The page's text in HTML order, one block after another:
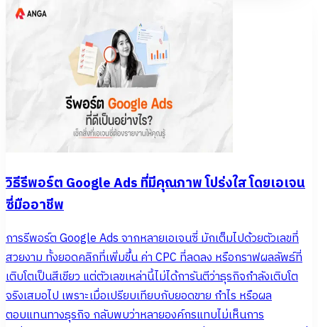
วิธีรีพอร์ต Google Ads ที่มีคุณภาพ โปร่งใส โดยเอเจน
ซี่มืออาชีพ
การรีพอร์ต Google Ads จากหลายเอเจนซี่ มักเต็มไปด้วยตัวเลขที่
สวยงาม ทั้งยอดคลิกที่เพิ่มขึ้น ค่า CPC ที่ลดลง หรือกราฟผลลัพธ์ที่
เติบโตเป็นสีเขียว แต่ตัวเลขเหล่านี้ไม่ได้การันตีว่าธุรกิจกำลังเติบโต
จริงเสมอไป เพราะเมื่อเปรียบเทียบกับยอดขาย กำไร หรือผล
ตอบแทนทางธุรกิจ กลับพบว่าหลายองค์กรแทบไม่เห็นการ